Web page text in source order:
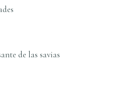
de las savias